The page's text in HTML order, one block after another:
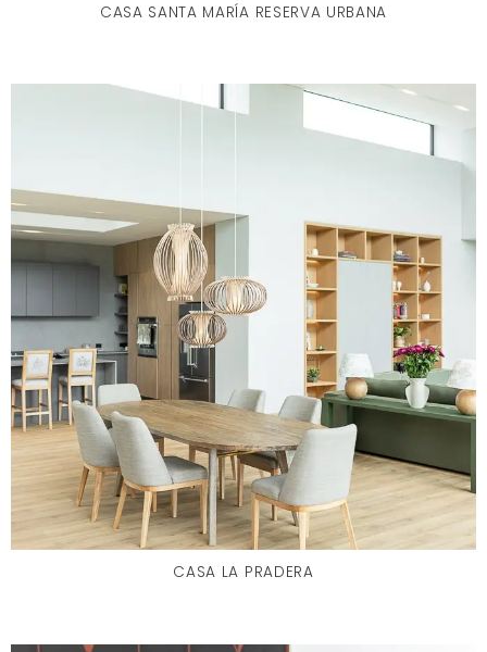
CASA SANTA MARÍA RESERVA URBANA
CASA LA PRADERA